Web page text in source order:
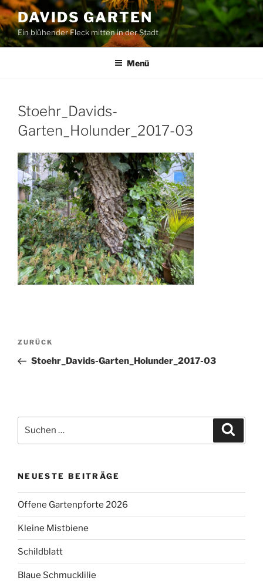
Zum
Inhalt
springen
DAVIDS GARTEN
Ein blühender Fleck mitten in der Stadt
Menü
Stoehr_Davids-
Garten_Holunder_2017-03
Beitragsnavigation
Vorheriger
Beitrag
ZURÜCK
Stoehr_Davids-Garten_Holunder_2017-03
nach:
NEUESTE BEITRÄGE
Offene Gartenpforte 2026
Kleine Mistbiene
Schildblatt
Blaue Schmucklilie